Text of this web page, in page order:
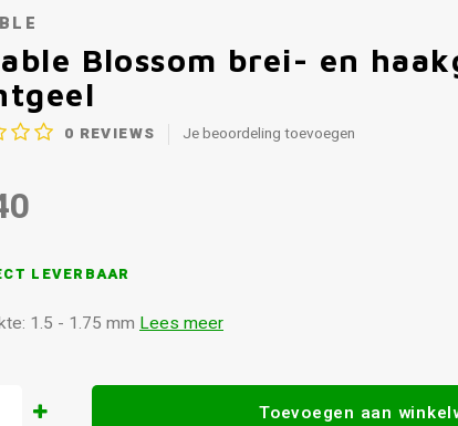
Blossom brei- en
0 REVIEWS Je beoordeling toevoegen
LEVERBAAR
1.5 - 1.75 mm Lees meer
Toevoegen aan